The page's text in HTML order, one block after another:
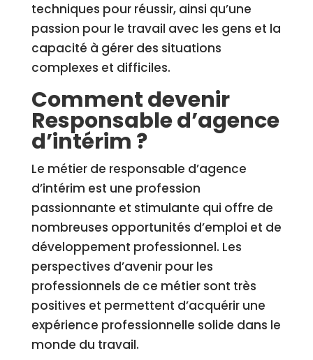
techniques pour réussir, ainsi qu’une
passion pour le travail avec les gens et la
capacité à gérer des situations
complexes et difficiles.
Comment devenir
Responsable d’agence
d’intérim ?
Le métier de responsable d’agence
d’intérim est une profession
passionnante et stimulante qui offre de
nombreuses opportunités d’emploi et de
développement professionnel. Les
perspectives d’avenir pour les
professionnels de ce métier sont très
positives et permettent d’acquérir une
expérience professionnelle solide dans le
monde du travail.